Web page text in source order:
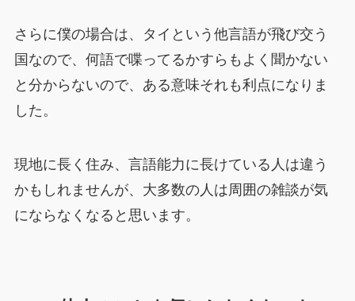
さらに僕の場合は、タイという他言語が飛び交う
国なので、何語で喋ってるかすらもよく聞かない
と分からないので、ある意味それも利点になりま
した。
現地に長く住み、言語能力に長けている人は違う
かもしれませんが、大多数の人は周囲の雑談が気
にならなくなると思います。